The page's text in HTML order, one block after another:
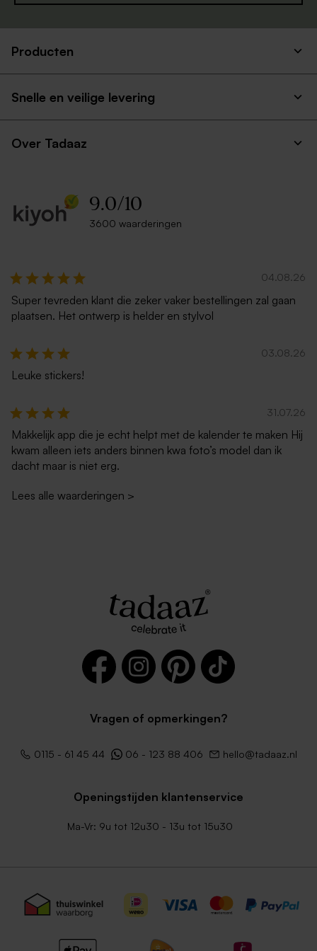
met puntklep
puntklep
Rode envelop met puntklep
puntklep
Lichtblauwe envelop met
Bruine kraft enveloppe
Producten
Snelle en veilige levering
Over Tadaaz
9.0/10
3600 waarderingen
04.08.26
Super tevreden klant die zeker vaker bestellingen zal gaan
plaatsen. Het ontwerp is helder en stylvol
03.08.26
Leuke stickers!
31.07.26
Makkelijk app die je echt helpt met de kalender te maken Hij
kwam alleen iets anders binnen kwa foto’s model dan ik
dacht maar is niet erg.
Lees alle waarderingen >
Vragen of opmerkingen?
0115 - 61 45 44 06 - 123 88 406 hello@tadaaz.nl
Openingstijden klantenservice
Ma-Vr: 9u tot 12u30 - 13u tot 15u30